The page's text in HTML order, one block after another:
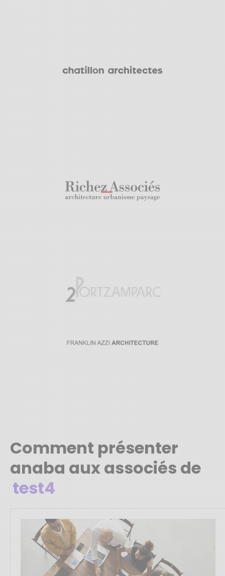
Comment présenter
anaba aux associés de
test4